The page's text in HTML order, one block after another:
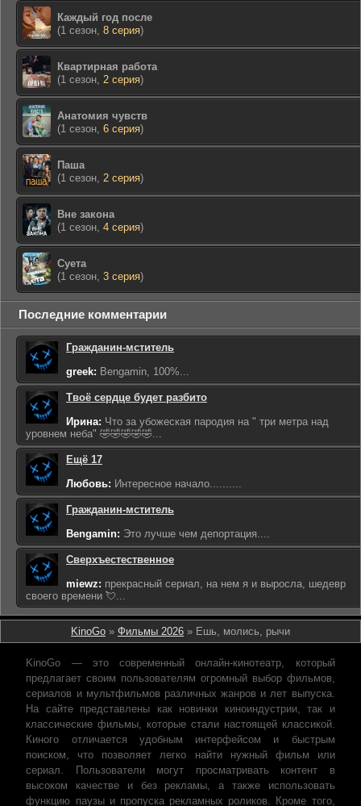
Каждый год после
(1 сезон, 8 серия)
Квартирная работа
(1 сезон, 2 серия)
Анатомия чувств
(1 сезон, 6 серия)
Паша
(1 сезон, 2 серия)
Вне закона
(1 сезон, 4 серия)
Суета
(1 сезон, 3 серия)
Последние комментарии
Гражданин-мститель
greek: Bengamin, 100%...
Твоё сердце будет разбито
Ирина: Что за убожеская пародия на " три метра над
уровнем неба" 🤣🤣🤣🤣🤣...
Ещё 17
Любовь: Интересное начало..........
Гражданин-мститель
Bengamin: Это лучше чем депортация....
Сверхъестественное
miewz: прекрасный сериал, на нем я и выросла, шедевр
своего времени 💘...
KinoGo » Фильмы 2026 » Ешь, молись, рычи
KinoGo — это современный онлайн-кинотеатр, который
предлагает своим пользователям огромный выбор фильмов,
сериалов и мультфильмов различных жанров и лет выпуска.
На сайте представлены как новинки киноиндустрии, так и
классические фильмы, которые стали настоящей классикой.
Киного отличается удобным интерфейсом и быстрым
поиском, что позволяет легко найти нужный фильм или
сериал. Пользователи могут просматривать контент в
высоком качестве и без рекламы, а также использовать
функцию паузы и пропуска рекламных роликов. Кроме того,